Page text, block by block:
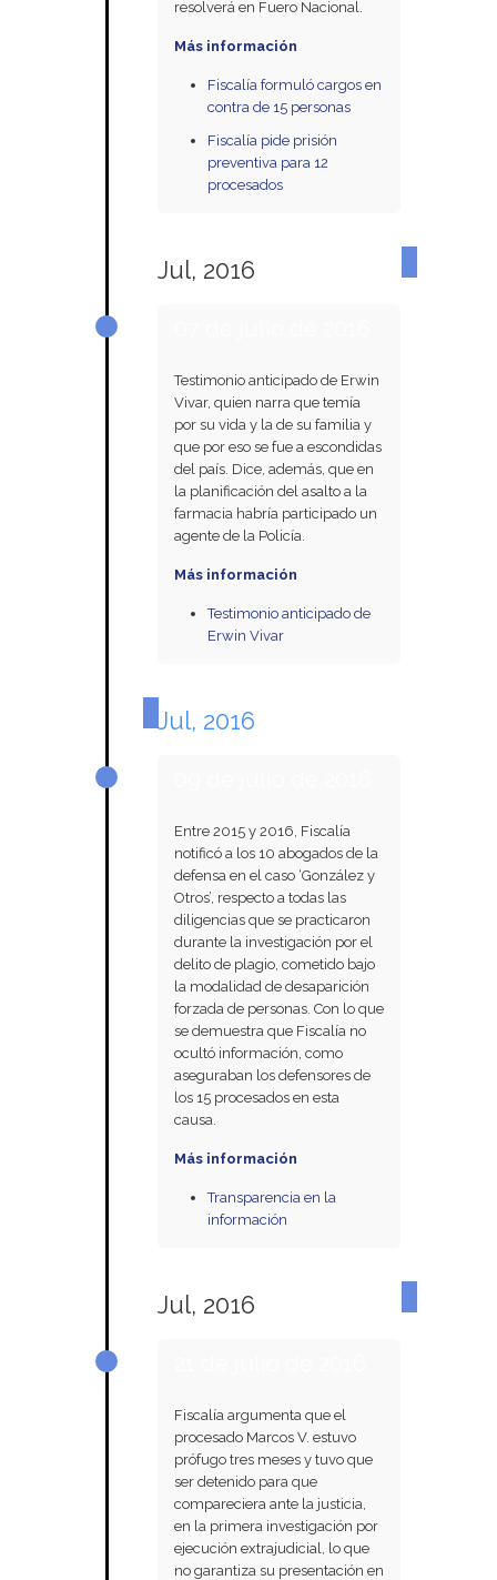
resolverá en Fuero Nacional.
Más información
Fiscalía formuló cargos en
contra de 15 personas
Fiscalía pide prisión
preventiva para 12
procesados
Jul, 2016
Testimonio anticipado de Erwin
Vivar, quien narra que temía
por su vida y la de su familia y
que por eso se fue a escondidas
del país. Dice, además, que en
la planificación del asalto a la
farmacia habría participado un
agente de la Policía.
Más información
Testimonio anticipado de
Erwin Vivar
Jul, 2016
Entre 2015 y 2016, Fiscalía
notificó a los 10 abogados de la
defensa en el caso ‘González y
Otros’, respecto a todas las
diligencias que se practicaron
durante la investigación por el
delito de plagio, cometido bajo
la modalidad de desaparición
forzada de personas. Con lo que
se demuestra que Fiscalía no
ocultó información, como
aseguraban los defensores de
los 15 procesados en esta
causa.
Más información
Transparencia en la
información
Jul, 2016
Fiscalía argumenta que el
procesado Marcos V. estuvo
prófugo tres meses y tuvo que
ser detenido para que
compareciera ante la justicia,
en la primera investigación por
ejecución extrajudicial, lo que
no garantiza su presentación en